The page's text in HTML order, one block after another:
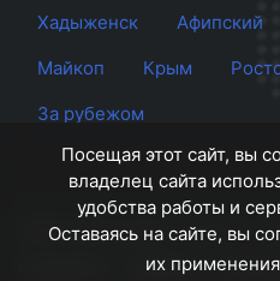
Хадыженск
Афипский
Майкоп
Крым
За рубежом
Сайт Краснодара
© 2012 -
Правила
Посещая этот сайт, вы
владелец сайта
удобства работы и
Оставаясь на сайте, вы
их